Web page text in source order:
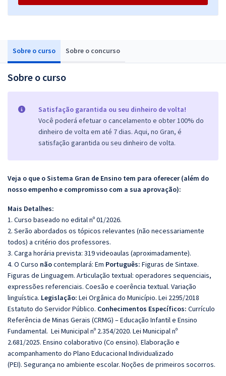
Sobre o curso Sobre o concurso
Sobre o curso
Satisfação garantida ou seu dinheiro de volta!
Você poderá efetuar o cancelamento e obter 100% do
dinheiro de volta em até 7 dias. Aqui, no Gran, é
satisfação garantida ou seu dinheiro de volta.
Veja o que o Sistema Gran de Ensino tem para oferecer (além do
nosso empenho e compromisso com a sua aprovação):
Mais Detalhes:
1. Curso baseado no edital nº 01/2026.
2. Serão abordados os tópicos relevantes (não necessariamente
todos) a critério dos professores.
3. Carga horária prevista: 319 videoaulas (aproximadamente).
4. O Curso nãocontemplará: Em Português: Figuras de Sintaxe.
Figuras de Linguagem. Articulação textual: operadores sequenciais,
expressões referenciais. Coesão e coerência textual. Variação
linguística. Legislação: Lei Orgânica do Município. Lei 2295/2018
Estatuto do Servidor Público. Conhecimentos Específicos: Currículo
Referência de Minas Gerais (CRMG) – Educação Infantil e Ensino
Fundamental. Lei Municipal nº 2.354/2020. Lei Municipal nº
2.681/2025. Ensino colaborativo (Co ensino). Elaboração e
acompanhamento do Plano Educacional Individualizado
(PEI). Segurança no ambiente escolar. Noções de primeiros socorros.